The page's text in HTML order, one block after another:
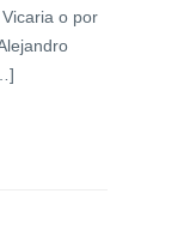
o por